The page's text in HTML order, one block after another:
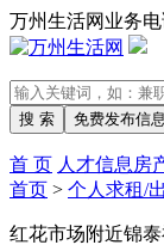
万州生活网业务电
首 页 人才信息 房
首页 > 个人求租/
红花市场附近锦